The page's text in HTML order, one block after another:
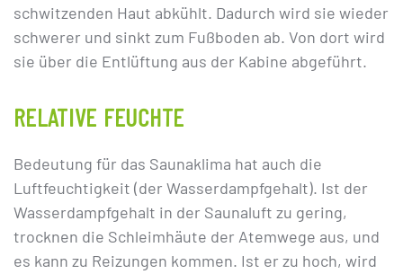
schwitzenden Haut abkühlt. Dadurch wird sie wieder
schwerer und sinkt zum Fußboden ab. Von dort wird
sie über die Entlüftung aus der Kabine abgeführt.
RELATIVE FEUCHTE
Bedeutung für das Saunaklima hat auch die
Luftfeuchtigkeit (der Wasserdampfgehalt). Ist der
Wasserdampfgehalt in der Saunaluft zu gering,
trocknen die Schleimhäute der Atemwege aus, und
es kann zu Reizungen kommen. Ist er zu hoch, wird